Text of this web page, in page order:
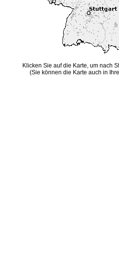
Klicken Sie auf die Karte, um nach
(Sie können die Karte auch in